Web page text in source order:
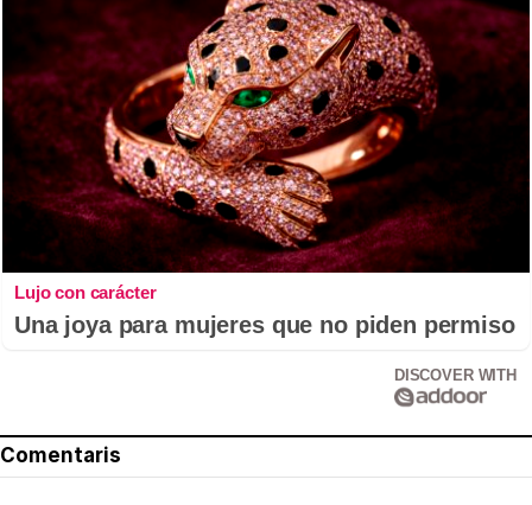
Lujo con carácter
Una joya para mujeres que no piden permiso
DISCOVER WITH
Comentaris